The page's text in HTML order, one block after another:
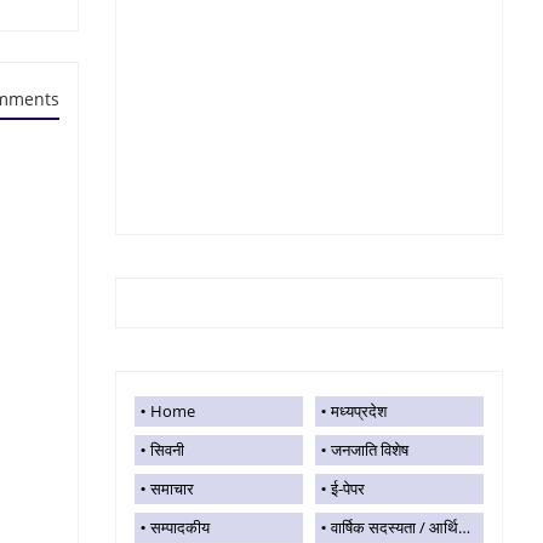
Home
मध्यप्रदेश
सिवनी
जनजाति विशेष
समाचार
ई-पेपर
सम्पादकीय
वार्षिक सदस्यता / आर्थिक सहयोग